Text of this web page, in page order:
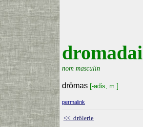
nom masculin
drŏmas [-adis, m.]
permalink
<< drôlerie